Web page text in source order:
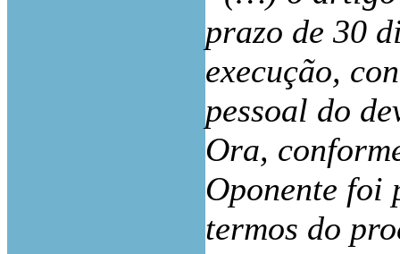
prazo de 30
execução,
pessoal do
Ora,
Oponente foi
termos do